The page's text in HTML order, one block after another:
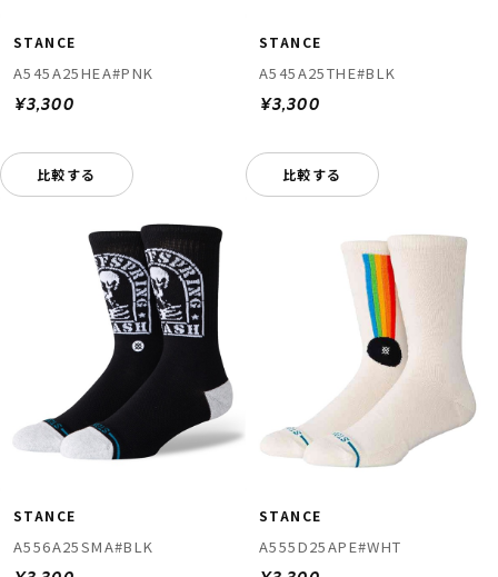
STANCE
A545A25HEA#PNK
¥3,300
比較する
STANCE
A545A25THE#BLK
¥3,300
比較する
STANCE
A556A25SMA#BLK
STANCE
A555D25APE#WHT